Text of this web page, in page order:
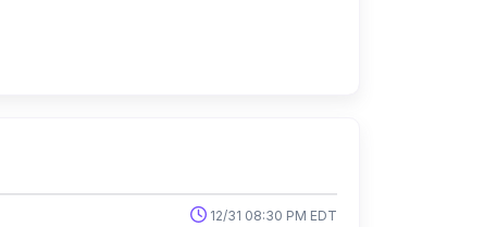
12/31 08:30 PM EDT